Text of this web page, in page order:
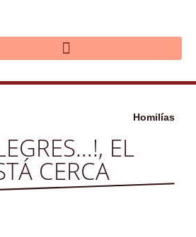
Homilías
EL
CERCA